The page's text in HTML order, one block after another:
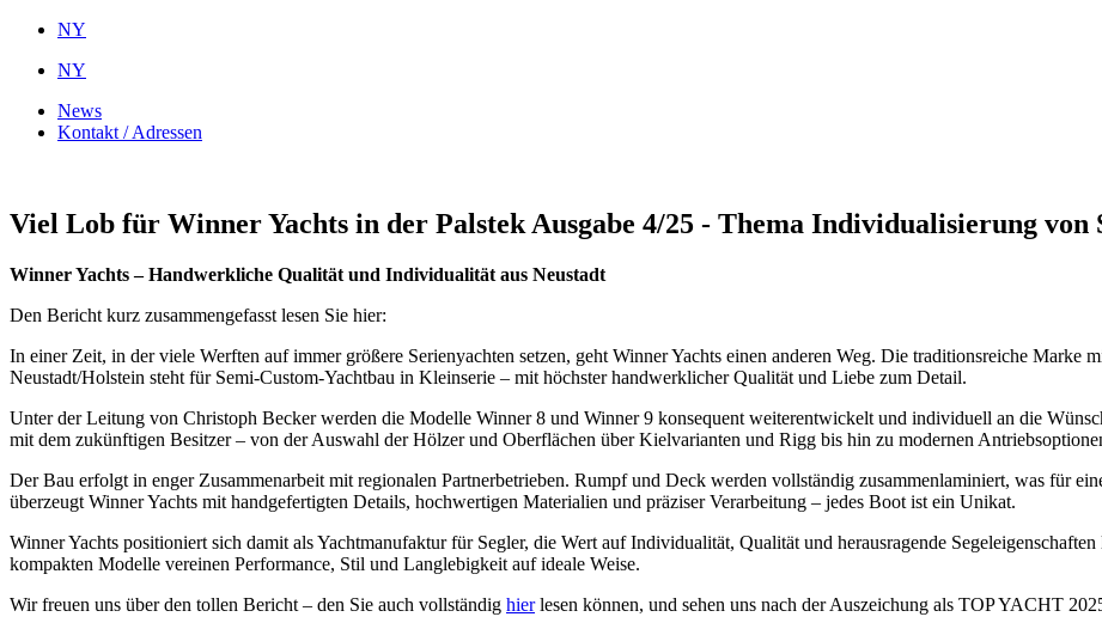
NY
NY
News
Kontakt / Adressen
Viel Lob für Winner Yachts in der Palstek Ausgabe 4/25 - Thema Individualisierung von
Winner Yachts – Handwerkliche Qualität und Individualität aus Neustadt
Den Bericht kurz zusammengefasst lesen Sie hier:
In einer Zeit, in der viele Werften auf immer größere Serienyachten setzen, geht Winner Yachts einen anderen Weg. Die traditionsreiche Marke
Neustadt/Holstein steht für Semi-Custom-Yachtbau in Kleinserie – mit höchster handwerklicher Qualität und Liebe zum Detail.
Unter der Leitung von Christoph Becker werden die Modelle Winner 8 und Winner 9 konsequent weiterentwickelt und individuell an die
mit dem zukünftigen Besitzer – von der Auswahl der Hölzer und Oberflächen über Kielvarianten und Rigg bis hin zu modernen
Der Bau erfolgt in enger Zusammenarbeit mit regionalen Partnerbetrieben. Rumpf und Deck werden vollständig zusammenlaminiert, was für
überzeugt Winner Yachts mit handgefertigten Details, hochwertigen Materialien und präziser Verarbeitung – jedes Boot ist ein Unikat.
Winner Yachts positioniert sich damit als Yachtmanufaktur für Segler, die Wert auf Individualität, Qualität und herausragende
kompakten Modelle vereinen Performance, Stil und Langlebigkeit auf ideale Weise.
Wir freuen uns über den tollen Bericht – den Sie auch vollständig hierlesen können, und sehen uns nach der Auszeichung als TOP YACHT